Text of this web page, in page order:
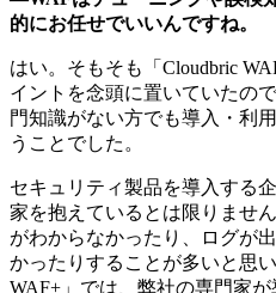
的にお任せでいいんですね。
はい。そもそも「Cloudbric
イントを念頭に置いていたの
門知識がない方でも導入・利
うことでした。
セキュリティ製品を導入する
家を抱えているとは限りませ
がわからなかったり、ログが
かったりすることが多いと思
WAF+」では、弊社の専門家